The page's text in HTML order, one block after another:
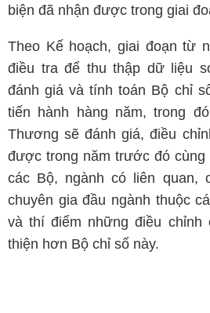
biện đã nhận được trong giai
Theo Kế hoạch, giai đoạn từ
điều tra để thu thập dữ liệu
đánh giá và tính toán Bộ chỉ
tiến hành hàng năm, trong
Thương sẽ đánh giá, điều
được trong năm trước đó
các Bộ, ngành có liên quan,
chuyên gia đầu ngành thuộc
và thí điểm những điều chỉnh
thiện hơn Bộ chỉ số này.